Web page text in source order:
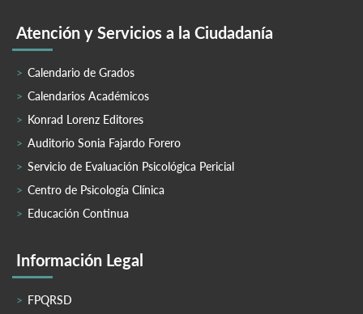
Atención y Servicios a la Ciudadanía
Calendario de Grados
Calendarios Académicos
Konrad Lorenz Editores
Auditorio Sonia Fajardo Forero
Servicio de Evaluación Psicológica Pericial
Centro de Psicología Clínica
Educación Continua
Información Legal
FPQRSD